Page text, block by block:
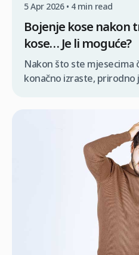
5 Apr 2026 • 4 min read
Bojenje kose nakon
kose… Je li moguće?
Nakon što ste mjesecima
konačno izraste, prirodno
sigurno obojati kosu
je za izbjegavanje iritacije
osjetljivih novih folikula
faze. Mnogi pacijenti željni